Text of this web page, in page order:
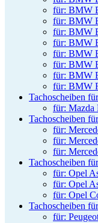
für: BMW
für: BMW
für: BMW
für: BMW
für: BMW
für: BMW
für: BMW
für: BMW
Tachoscheiben
für:
Tachoscheiben
für:
für:
für:
Tachoscheiben
für: Opel
für: Opel
für: Opel
Tachoscheiben
für: